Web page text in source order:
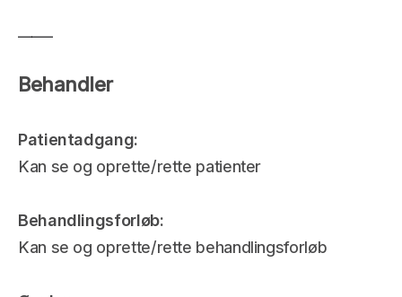
Behandler
Patientadgang:
Kan se og oprette/rette patienter
Behandlingsforløb:
Kan se og oprette/rette behandlingsforløb